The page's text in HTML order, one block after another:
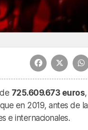
725.609.673 euros,
en 2019, antes de la
e internacionales.​